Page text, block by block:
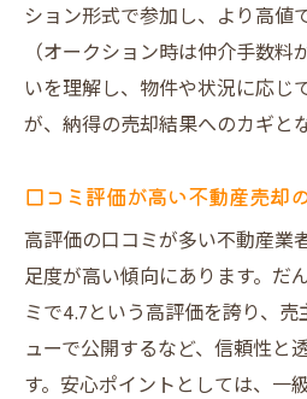
高評価口コミから分
売却時に発生しやす
策
安心と納得の売却を実現す
不動産売却で安心を
秘訣
納得できる条件で売却
大阪市の不動産市場動
の見極め
建物状況調査が売却
ション形式で参加し、より高値
（オークション時は仲介手数
いを理解し、物件や状況に応じ
が、納得の売却結果へのカギと
口コミ評価が高い不動産売却
高評価の口コミが多い不動産業
足度が高い傾向にあります。だ
ミで4.7という高評価を誇り、
ューで公開するなど、信頼性と
す。安心ポイントとしては、一